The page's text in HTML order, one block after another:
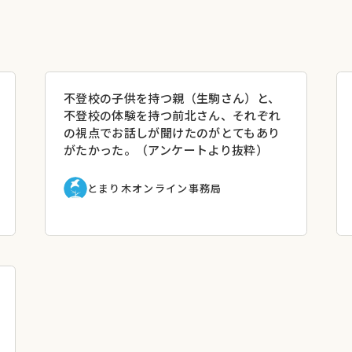
意欲が生まれる親子関係が育めたか
に気づくことができ、安心できる親子関係を育むヒントが得
に行きたくない」とお子さんが言われたときの関わり方な
不登校の子供を持つ親（生駒さん）と、
不登校の体験を持つ前北さん、それぞれ
の視点でお話しが聞けたのがとてもあり
がたかった。（アンケートより抜粋）
とまり木オンライン事務局